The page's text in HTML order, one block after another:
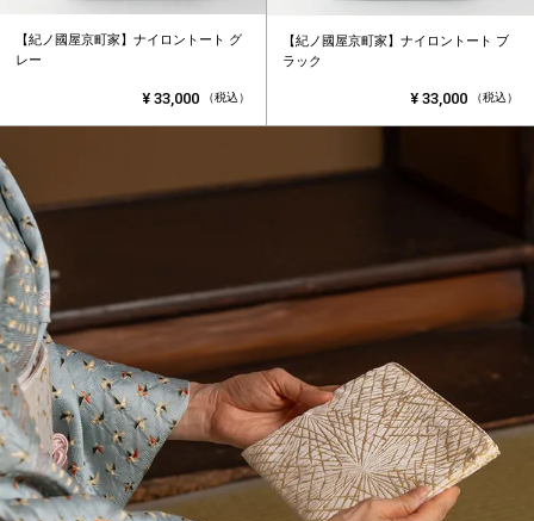
【紀ノ國屋京町家】ナイロントート グ
レー
¥ 33,000 （税込）
【紀ノ國屋京町家】ナイロントート ブ
ラック
¥ 33,000 （税込）